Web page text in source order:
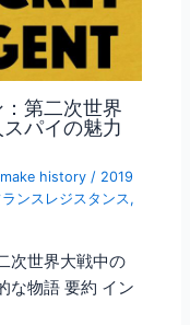
第二次世界
パイの魅力
history / 2019
ランスレジスタンス,
次世界大戦中の
な物語 要約 イン